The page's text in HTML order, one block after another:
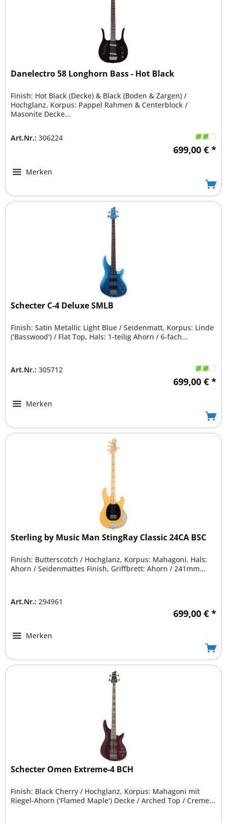
Danelectro 58 Longhorn Bass - Hot Black
Finish: Hot Black (Decke) & Black (Boden & Zargen) /
Hochglanz, Korpus: Pappel Rahmen & Centerblock /
Masonite Decke...
Art.Nr.: 306224
699,00 € *
Merken
Schecter C-4 Deluxe SMLB
Finish: Satin Metallic Light Blue / Seidenmatt, Korpus: Linde
('Basswood') / Flat Top, Hals: 1-teilig Ahorn / 6-fach...
Art.Nr.: 305712
699,00 € *
Merken
Sterling by Music Man StingRay Classic 24CA BSC
Finish: Butterscotch / Hochglanz, Korpus: Mahagoni, Hals:
Ahorn / Seidenmattes Finish, Griffbrett: Ahorn / 241mm...
Art.Nr.: 294961
699,00 € *
Merken
Schecter Omen Extreme-4 BCH
Finish: Black Cherry / Hochglanz, Korpus: Mahagoni mit
Riegel-Ahorn ('Flamed Maple') Decke / Arched Top / Creme...